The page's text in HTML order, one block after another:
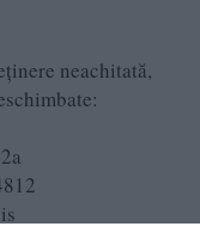
neachitată,